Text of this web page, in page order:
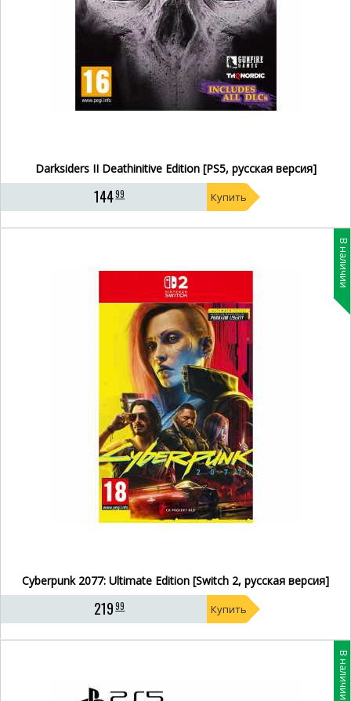
Darksiders II Deathinitive Edition [PS5, русская версия]
14499 Купить
В наличии
Cyberpunk 2077: Ultimate Edition [Switch 2, русская версия]
21999 Купить
В наличии